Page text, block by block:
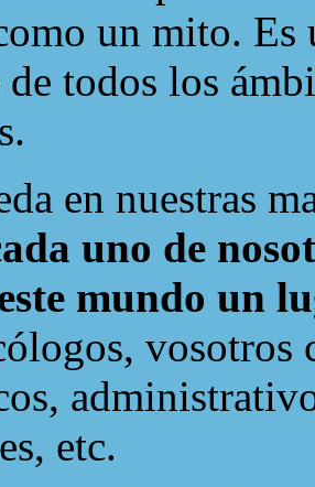
un mito. Es
de todos los
en nuestras
uno de
mundo un
vosotros
etc.